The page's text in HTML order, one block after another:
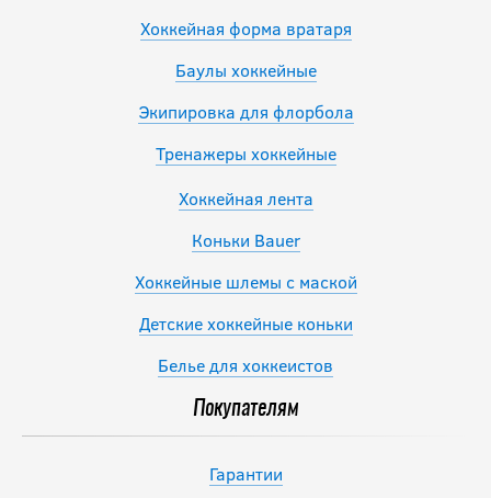
Хоккейная форма вратаря
Баулы хоккейные
Экипировка для флорбола
Тренажеры хоккейные
Хоккейная лента
Коньки Bauer
Хоккейные шлемы с маской
Детские хоккейные коньки
Белье для хоккеистов
Покупателям
Гарантии